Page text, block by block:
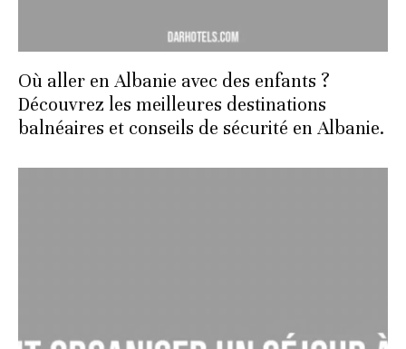
Où aller en Albanie avec des enfants ?
Découvrez les meilleures destinations
balnéaires et conseils de sécurité en Albanie.